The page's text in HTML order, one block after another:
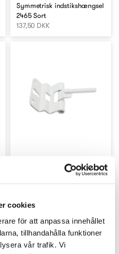
cookies
för att anpassa innehållet
tillhandahålla funktioner
vår trafik. Vi
Symmetrisk indstikshængsel
2465 Sort
137,50 DKK
Hængsel 605 Hvid